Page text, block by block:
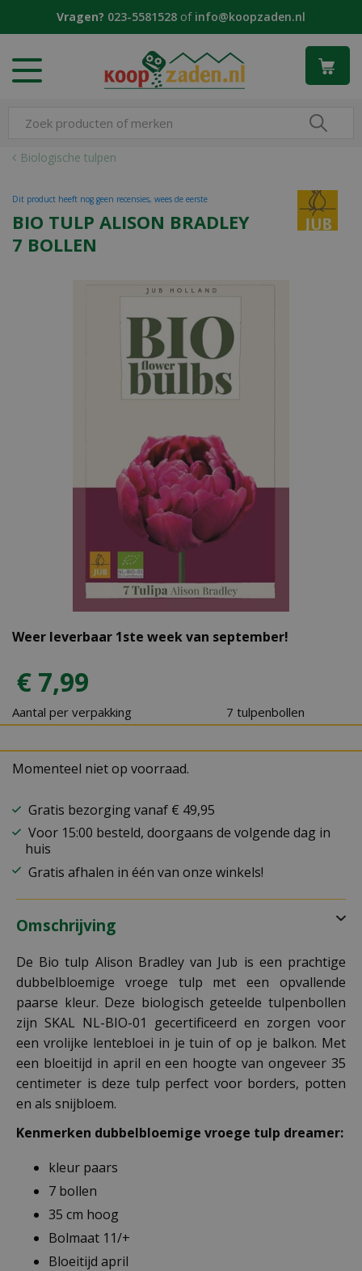
Biologische tulpen
Vragen? 023-5581528 of info@koopzaden.nl
BIO TULP ALISON BRADLEY
7 BOLLEN
Weer leverbaar 1ste week van september!
Dit product heeft nog geen recensies, wees de eerste
€ 7,99
Aantal per verpakking 7 tulpenbollen
Momenteel niet op voorraad.
Gratis bezorging vanaf € 49,95
Voor 15:00 besteld, doorgaans de volgende dag in
huis
Gratis afhalen in één van onze winkels!
Omschrijving
De Bio tulp Alison Bradley van Jub is een prachtige
dubbelbloemige vroege tulp met een opvallende
paarse kleur. Deze biologisch geteelde tulpenbollen
zijn SKAL NL-BIO-01 gecertificeerd en zorgen voor
een vrolijke lentebloei in je tuin of op je balkon. Met
een bloeitijd in april en een hoogte van ongeveer 35
centimeter is deze tulp perfect voor borders, potten
en als snijbloem.
Kenmerken dubbelbloemige vroege tulp dreamer:
kleur paars
7 bollen
35 cm hoog
Bolmaat 11/+
Bloeitijd april